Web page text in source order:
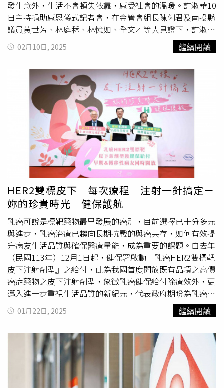
發生意外，生活不會頓失依靠，感受社會的溫暖。許淑華10
日主持捐助感恩儀式記者會，在金管會組長陳俐君及南投縣
議員黃世芳、林庭秝、林憶如、全文才等人見證下，許淑華
頒發感謝狀給樸仔媽微型利他慈善會祕書長孫鵬程、明台產
物保險公司經理江浤璋、富邦人壽經理黃建溢、安達人壽副
總李映慧等人，感謝各界協助縣府新增開辦「微型住宅綠能
綜合保險」及「埔里鎮、仁愛鄉原住民微型保險」2項微型
保險。許淑華致謝說，明台產險捐助23萬元，資助縣內低收
入戶投保微型住宅綠能保險，有2259戶受惠；富邦人壽、
安達人壽分別捐助100萬元、50萬元推動原住民微型保險，
將埔里鎮、仁愛鄉15歲以上、65歲以下的原住民
發生意外最高可領理賠金20萬元，約1萬913人受惠，萬一
發生意外，生活不會頓失依靠。
02月10日, 2025 繼續閱讀
HER2雙標皮下 每次療程 注射一針搞定－
妳的珍貴時光 健保護航
乳癌可說是標靶藥物最早發展的癌別，目前選擇已十分多元
與進步，乳癌治療已趨向長期抗戰的與癌共存，如何有效提
升病友生活品質與確保醫療量能，成為重要的課題。自去年
（民國113年）12月1日起，健保署啟動『乳癌HER2雙標靶
皮下注射劑型』之給付，此為我國首度開放既有品項之高價
癌症藥物之皮下注射劑型，象徵乳癌健保給付除療效外，更
邁入進一步重視生活品質的新紀元，代表政府期盼為乳癌病
友保留珍貴時間的心意，專家表示此一給付也可望減輕醫療
量能，製造雙贏。台灣乳房醫學會陳守棟理事長表示，本次
給付之HER2雙標靶皮下注射最大的優勢就是『給藥時間大
幅縮短』，能將本來須注射2～3小時的給藥時間，縮短成僅
剩5～8分鐘！衛生福利部中央健康保險署石崇良署長說，
族群含括早期與轉移性乳癌，讓處於疾病不同階段廣大的
病友都有機會由醫師協助申請使用，早期與晚期分別最多可
01月22日, 2025 繼續閱讀